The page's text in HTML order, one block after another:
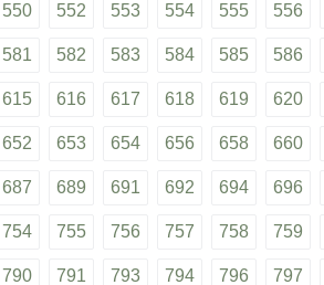
550 552 553 554 555 556
581 582 583 584 585 586
615 616 617 618 619 620
652 653 654 656 658 660
687 689 691 692 694 696
754 755 756 757 758 759
790 791 793 794 796 797